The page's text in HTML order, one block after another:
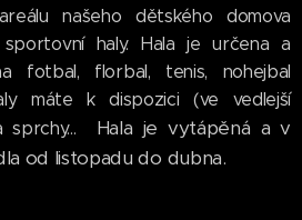
našeho dětského domova
haly. Hala je určena a
fotbal, florbal, tenis, nohejbal
máte k dispozici (ve vedlejší
sprchy... Hala je vytápěná a v
od listopadu do dubna.